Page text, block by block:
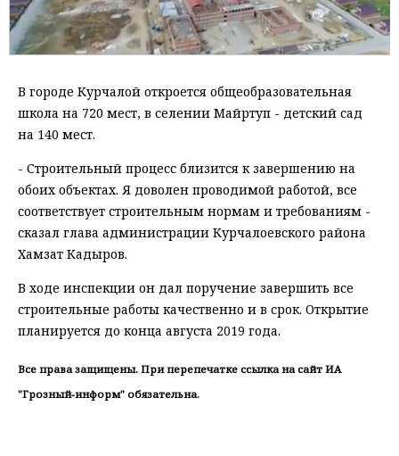
В городе Курчалой откроется общеобразовательная
школа на 720 мест, в селении Майртуп - детский сад
на 140 мест.
- Строительный процесс близится к завершению на
обоих объектах. Я доволен проводимой работой, все
соответствует строительным нормам и требованиям -
сказал глава администрации Курчалоевского района
Хамзат Кадыров.
В ходе инспекции он дал поручение завершить все
строительные работы качественно и в срок. Открытие
планируется до конца августа 2019 года.
Все права защищены. При перепечатке ссылка на сайт ИА
"Грозный-информ" обязательна.